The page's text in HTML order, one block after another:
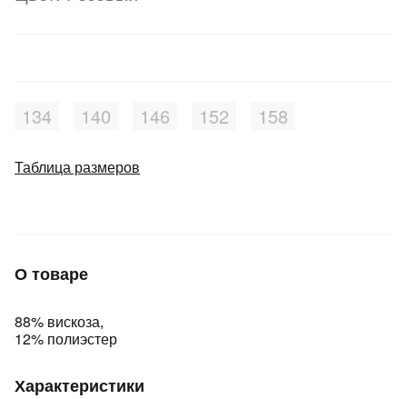
134 140 146 152 158
Таблица размеров
О товаре
88% вискоза,
12% полиэстер
Характеристики
Остались вопросы?